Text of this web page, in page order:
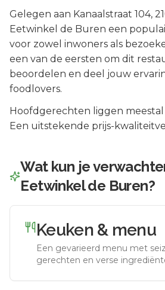
Gelegen aan Kanaalstraat 104,
Eetwinkel de Buren een
voor zowel inwoners als
een van de eersten om dit
beoordelen en deel jouw
foodlovers.
Hoofdgerechten liggen meestal
Een uitstekende prijs-
Wat kun je
Eetwinkel de Buren?
Keuken & menu
Een gevarieerd menu met
gerechten en verse